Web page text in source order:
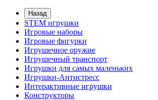
Назад
STEM игрушки
Игровые наборы
Игровые фигурки
Игрушечное оружие
Игрушечный транспорт
Игрушки для самых маленьких
Игрушки-Антистресс
Интерактивные игрушки
Конструкторы